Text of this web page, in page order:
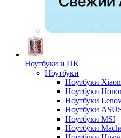
Ноутбуки и ПК
Ноутбуки
Ноутбуки
Ноутбуки
Ноутбуки
Ноутбуки
Ноутбуки MSI
Ноутбуки